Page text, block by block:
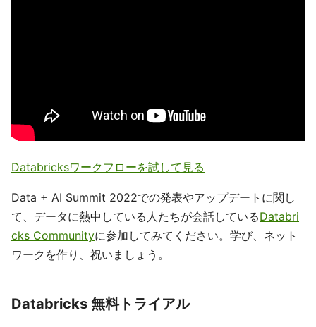
Databricksワークフローを試して見る
Data + AI Summit 2022での発表やアップデートに関し
て、データに熱中している人たちが会話しているDatabri
cks Communityに参加してみてください。学び、ネット
ワークを作り、祝いましょう。
Databricks 無料トライアル